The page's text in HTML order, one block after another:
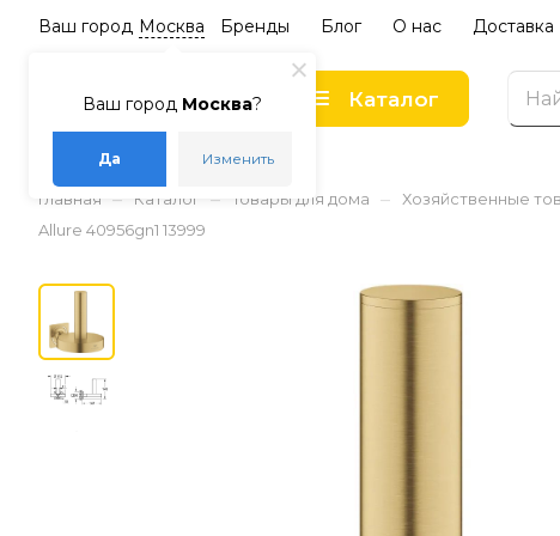
Ваш город Москва?
Да Изменить
Ваш город Москва Бренды Блог О нас Доставка
Каталог
Главная – Каталог – Товары для дома – Хозяйственные
Allure 40956gn1 13999